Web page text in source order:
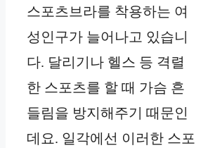
스포츠브라를 착용하는 여
성인구가 늘어나고 있습니
다. 달리기나 헬스 등 격렬
한 스포츠를 할 때 가슴 흔
들림을 방지해주기 때문인
데요. 일각에선 이러한 스포